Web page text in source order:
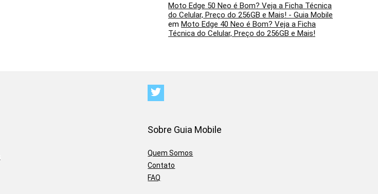
Moto Edge 50 Neo é Bom? Veja a Ficha Técnica
do Celular, Preço do 256GB e Mais! - Guia Mobile
em Moto Edge 40 Neo é Bom? Veja a Ficha
Técnica do Celular, Preço do 256GB e Mais!
Sobre Guia Mobile
Quem Somos
Contato
FAQ